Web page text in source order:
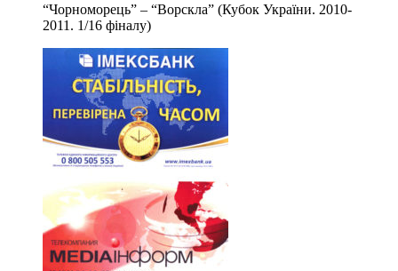
“Чорноморець” – “Ворскла” (Кубок України. 2010-
2011. 1/16 фіналу)